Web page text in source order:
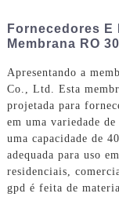
Fornecedores E
Membrana RO
Apresentando a
Co., Ltd. Esta
projetada para
em uma variedade
uma capacidade de
adequada para uso
residenciais,
gpd é feita de